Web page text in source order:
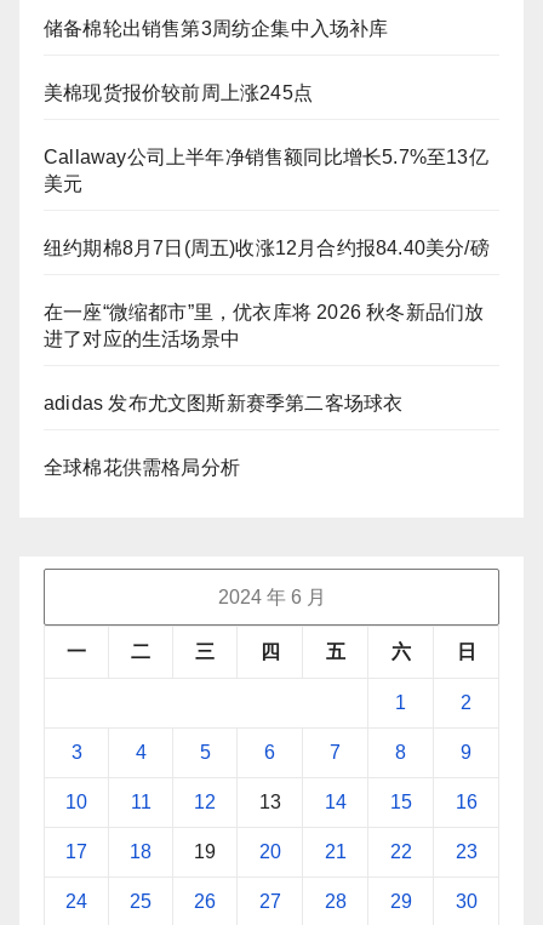
储备棉轮出销售第3周纺企集中入场补库
美棉现货报价较前周上涨245点
Callaway公司上半年净销售额同比增长5.7%至13亿
美元
纽约期棉8月7日(周五)收涨12月合约报84.40美分/磅
在一座“微缩都市”里，优衣库将 2026 秋冬新品们放
进了对应的生活场景中
adidas 发布尤文图斯新赛季第二客场球衣
全球棉花供需格局分析
2024 年 6 月
一 二 三 四 五 六 日
1 2
3 4 5 6 7 8 9
10 11 12 13 14 15 16
17 18 19 20 21 22 23
24 25 26 27 28 29 30